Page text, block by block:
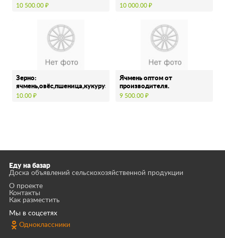
10 500.00 ₽ 10 000.00 ₽
Зерно:
ячмень,овёс,пшеница,кукуруза
10.00 ₽
Ячмень оптом от
производителя.
9 500.00 ₽
Еду на базар
Доска объявлений сельскохозяйственной продукции
О проекте
Контакты
Как разместить
Мы в соцсетях
Одноклассники